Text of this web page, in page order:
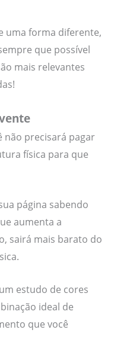
uma forma diferente,
que possível
mais relevantes
não precisará pagar
física para que
página sabendo
aumenta a
sairá mais barato do
estudo de cores
ideal de
que você